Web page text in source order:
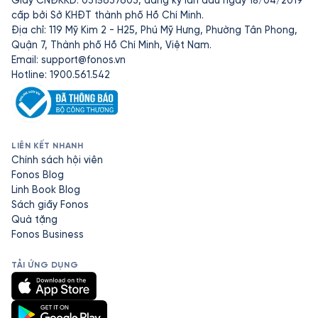
cấp bởi Sở KHĐT thành phố Hồ Chí Minh.
Địa chỉ: 119 Mỹ Kim 2 - H25, Phú Mỹ Hưng, Phường Tân Phong,
Quận 7, Thành phố Hồ Chí Minh, Việt Nam.
Email: support@fonos.vn
Hotline: 1900.561.542
LIÊN KẾT NHANH
Chính sách hội viên
Fonos Blog
Linh Book Blog
Sách giấy Fonos
Quà tặng
Fonos Business
TẢI ỨNG DỤNG